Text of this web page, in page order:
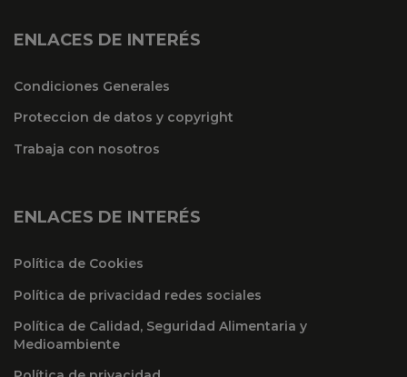
ENLACES DE INTERÉS
Condiciones Generales
Proteccion de datos y copyright
Trabaja con nosotros
ENLACES DE INTERÉS
Política de Cookies
Política de privacidad redes sociales
Política de Calidad, Seguridad Alimentaria y
Medioambiente